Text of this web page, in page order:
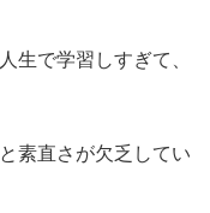
生で学習しすぎて、
素直さが欠乏してい